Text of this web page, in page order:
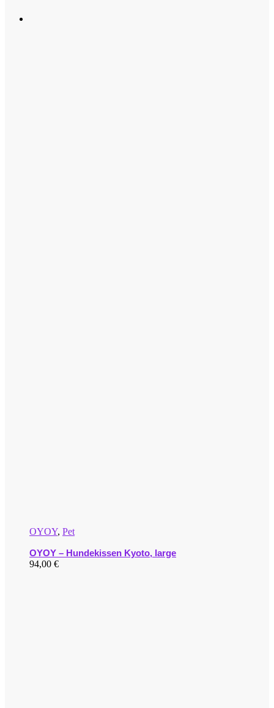
OYOY, Pet
OYOY – Hundekissen Kyoto, large
94,00 €